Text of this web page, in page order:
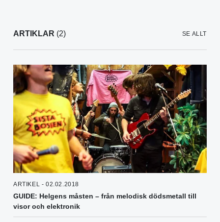
ARTIKLAR (2) SE ALLT
ARTIKEL - 02.02.2018
GUIDE: Helgens måsten – från melodisk dödsmetall till
visor och elektronik